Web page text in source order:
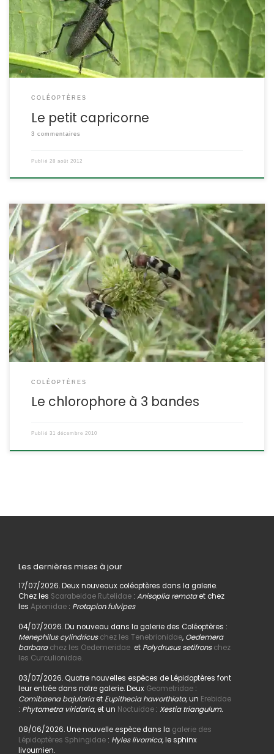
Coléoptère Famille des Cerambycidae ETYMOLOGIE : Cerambyx =
nom grec d’un insecte à grandes cornes et scopollii = dédié à
Scopoli, naturaliste italien DESCRIPTION : Taille : […]
COLÉOPTÈRES
Le petit capricorne
3 commentaires
Publié 28 août 2012
C’est un petit longicorne méridional. Les trois bandes noires de
ses élytres gris constituent son signe distinctif. Le chlorophore à 3
bandes Chlorophorus trifasciatus POSITION SYSTÉMATIQUE :
Insecte Coléoptère Famille des Cerambycidae ETYMOLOGIE :
trifasciatus = à trois bandes DESCRIPTION : Taille : 6 à 9 mm
jusqu’à 11 mm Forme, allure : coléoptère noir et gris, […]
COLÉOPTÈRES
Le chlorophore à 3 bandes
Publié 31 décembre 2010
Les dernières mises à jour
17/07/2026. Deux nouveaux coléoptères dans la galerie.
Chez les Scarabeidae Rutelidae: Anisoplia remotaet chez
les Apionidae: Protapion fulvipes
04/07/2026. Du nouveau dans la galerie des Coléoptères :
Menephilus cylindricus chez les Tenebrionidae,Oedemera
barbara chez les Oedemeridaeet Polydrusus setifrons chez
les Curculionidae.
03/07/2026. Quatre nouvelles espèces de Lépidoptères font
leur entrée dans notre galerie. Deux Geometridae:
Comibaena bajulariaet Eupithecia haworthiata,un Erebidae
: Phytometra viridaria, et un Noctuidae: Xestia triangulum.
08/06/2026. Une nouvelle espèce dans la galerie des
Lépidoptères Sphingidae: Hyles livornica,le sphinx
livournien.